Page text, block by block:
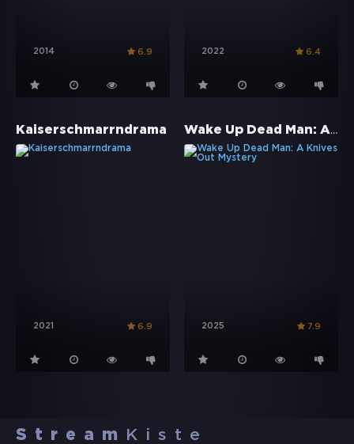
2014 6.9 2022 6.4
Kaiserschmarrndrama
2021 6.9
Wake Up Dead Man: A Knives Out Mystery
2025 7.9
Stream Kiste